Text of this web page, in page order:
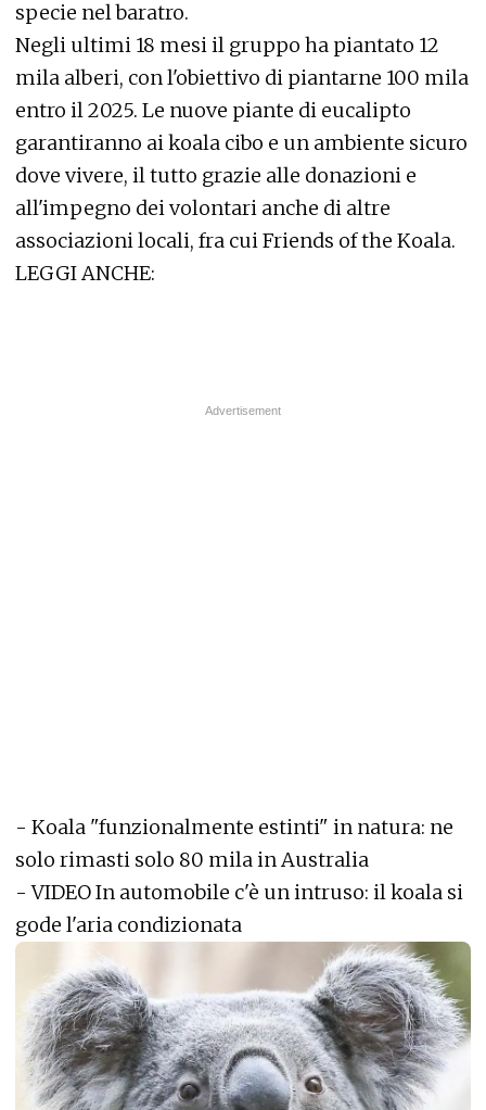
specie nel baratro.
Negli ultimi 18 mesi il gruppo ha piantato 12
mila alberi, con l'obiettivo di piantarne 100 mila
entro il 2025. Le nuove piante di eucalipto
garantiranno ai koala cibo e un ambiente sicuro
dove vivere, il tutto grazie alle donazioni e
all'impegno dei volontari anche di altre
associazioni locali, fra cui Friends of the Koala.
LEGGI ANCHE:
- Koala "funzionalmente estinti" in natura: ne
solo rimasti solo 80 mila in Australia
-VIDEO In automobile c'è un intruso: il koala si
gode l'aria condizionata